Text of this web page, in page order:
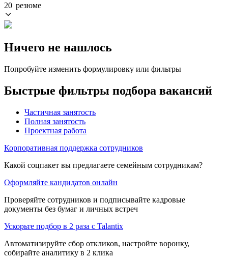
20 резюме
Ничего не нашлось
Попробуйте изменить формулировку или фильтры
Быстрые фильтры подбора вакансий
Частичная занятость
Полная занятость
Проектная работа
Корпоративная поддержка сотрудников
Какой соцпакет вы предлагаете семейным сотрудникам?
Оформляйте кандидатов онлайн
Проверяйте сотрудников и подписывайте кадровые
документы без бумаг и личных встреч
Ускорьте подбор в 2 раза с Talantix
Автоматизируйте сбор откликов, настройте воронку,
собирайте аналитику в 2 клика